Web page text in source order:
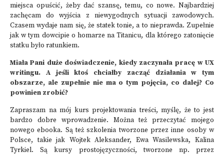
miejsca opuścić, żeby dać szansę, temu, co nowe. Najbardziej
zachęcam do wyjścia z niewygodnych sytuacji zawodowych.
Czasem wydaje nam się, że statek tonie, a to nieprawda. Zupełnie
jak w tym dowcipie o homarze na Titanicu, dla którego zatonięcie
statku było ratunkiem.
Miała Pani duże doświadczenie, kiedy zaczynała pracę w UX
writingu. A jeśli ktoś chciałby zacząć działania w tym
obszarze, ale zupełnie nie ma o tym pojęcia, co dalej? Co
powinien zrobić?
Zapraszam na mój kurs projektowania treści, myślę, że to jest
bardzo dobre wprowadzenie. Można też przeczytać mojego
nowego ebooka. Są też szkolenia tworzone przez inne osoby w
Polsce, takie jak Wojtek Aleksander, Ewa Wasilewska, Kalina
Tyrkiel. Są kursy prostojęzyczności, tworzone np. przez